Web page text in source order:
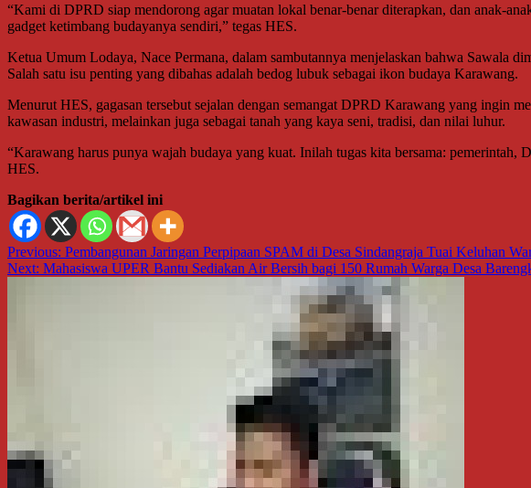
“Kami di DPRD siap mendorong agar muatan lokal benar-benar diterapkan, dan anak-
gadget ketimbang budayanya sendiri,” tegas HES.
Ketua Umum Lodaya, Nace Permana, dalam sambutannya menjelaskan bahwa Sawala
Salah satu isu penting yang dibahas adalah bedog lubuk sebagai ikon budaya Karawang.
Menurut HES, gagasan tersebut sejalan dengan semangat DPRD Karawang yang ingin
kawasan industri, melainkan juga sebagai tanah yang kaya seni, tradisi, dan nilai luhur.
“Karawang harus punya wajah budaya yang kuat. Inilah tugas kita bersama:
HES.
Bagikan berita/artikel ini
Navigasi
pos
Previous: Pembangunan Jaringan Perpipaan SPAM di Desa Sindangraja Tuai Keluhan
Next: Mahasiswa UPER Bantu Sediakan Air Bersih bagi 150 Rumah Warga Desa